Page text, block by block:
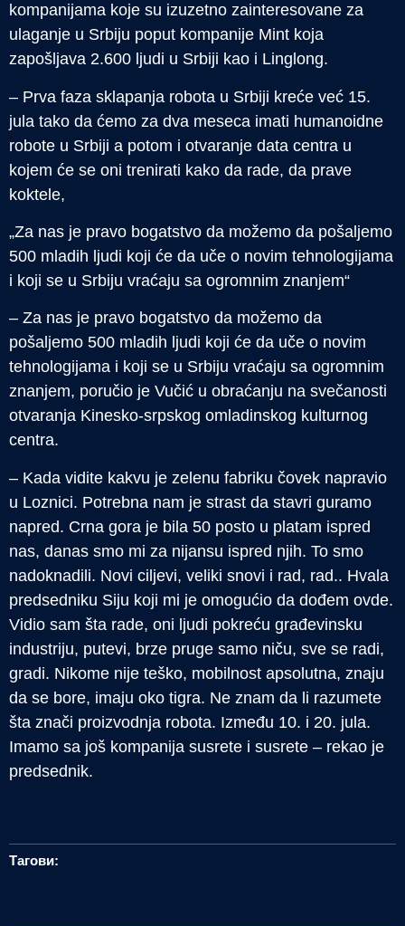
kompanijama koje su izuzetno zainteresovane za
ulaganje u Srbiju poput kompanije Mint koja
zapošljava 2.600 ljudi u Srbiji kao i Linglong.
– Prva faza sklapanja robota u Srbiji kreće već 15.
jula tako da ćemo za dva meseca imati humanoidne
robote u Srbiji a potom i otvaranje data centra u
kojem će se oni trenirati kako da rade, da prave
koktele,
„Za nas je pravo bogatstvo da možemo da pošaljemo
500 mladih ljudi koji će da uče o novim tehnologijama
i koji se u Srbiju vraćaju sa ogromnim znanjem“
– Za nas je pravo bogatstvo da možemo da
pošaljemo 500 mladih ljudi koji će da uče o novim
tehnologijama i koji se u Srbiju vraćaju sa ogromnim
znanjem, poručio je Vučić u obraćanju na svečanosti
otvaranja Kinesko-srpskog omladinskog kulturnog
centra.
– Kada vidite kakvu je zelenu fabriku čovek napravio
u Loznici. Potrebna nam je strast da stavri guramo
napred. Crna gora je bila 50 posto u platam ispred
nas, danas smo mi za nijansu ispred njih. To smo
nadoknadili. Novi ciljevi, veliki snovi i rad, rad.. Hvala
predsedniku Siju koji mi je omogućio da dođem ovde.
Vidio sam šta rade, oni ljudi pokreću građevinsku
industriju, putevi, brze pruge samo niču, sve se radi,
gradi. Nikome nije teško, mobilnost apsolutna, znaju
da se bore, imaju oko tigra. Ne znam da li razumete
šta znači proizvodnja robota. Između 10. i 20. jula.
Imamo sa još kompanija susrete i susrete – rekao je
predsednik.
Тагови: